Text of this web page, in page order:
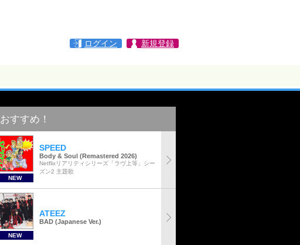
ログイン 新規登録
おすすめ！
NEW
SPEED
Body & Soul (Remastered 2026)
Netflixリアリティシリーズ「ラヴ上等」シー
ズン2 主題歌
NEW
ATEEZ
BAD (Japanese Ver.)